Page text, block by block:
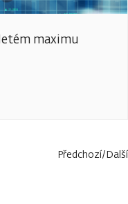
maximu
Předchozí/Další